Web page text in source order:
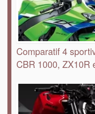
Comparatif 4
CBR 1000, ZX10R